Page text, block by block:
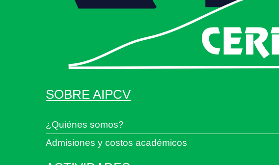
SOBRE AIPCV
¿Quiénes somos?
Admisiones y costos académicos